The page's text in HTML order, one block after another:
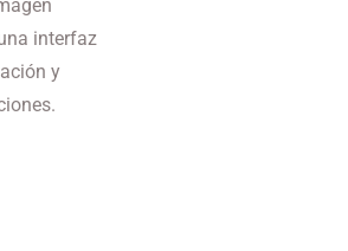
interfaz
y